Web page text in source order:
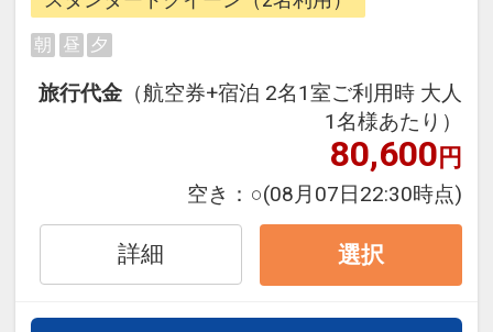
ら、一都市滞在はもちろん周遊旅行
にも最適！
泊・飛び泊なども自由自在です。
フライトは、安心のJAL（または
JALグループ）確約！フライトマイ
ル50%貯まります。
オプションでレンタカーや現地交
通・体験プランなどの追加（同時予
約）が可能なプランもございます。
朝 昼 夕
旅行代金 （航空券+宿泊 2名1室ご利用時 大人
1名様あたり）
80,600円
空き： ○(08月07日22:30時点)
詳細 選択